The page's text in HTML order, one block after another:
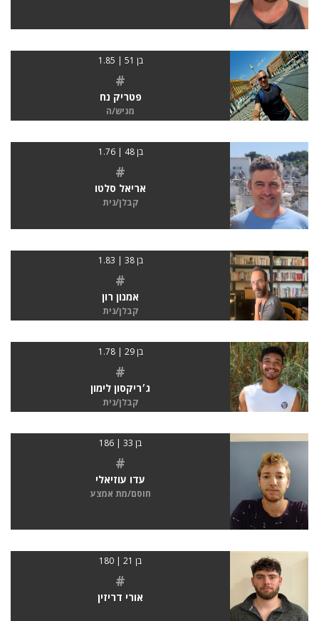
בן 51 | 1.85
#
פטריק נח
מגיש/ה
בן 48 | 1.76
#
אריאל סלטו
קבלן/נית
בן 38 | 1.83
#
אמנון רון
קבלן/נית
בן 29 | 1.78
#
ג׳ריקסון לימון
קבלן/נית
בן 33 | 186
#
עדו עוזיאלי
חוסם/מת אמצע
בן 21 | 180
#
אורי דריזין